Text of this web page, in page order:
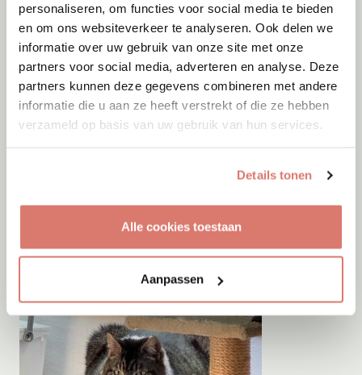
personaliseren, om functies voor social media te bieden
en om ons websiteverkeer te analyseren. Ook delen we
informatie over uw gebruik van onze site met onze
partners voor social media, adverteren en analyse. Deze
partners kunnen deze gegevens combineren met andere
informatie die u aan ze heeft verstrekt of die ze hebben
verzameld op basis van uw gebruik van hun services.
Details tonen
Alle cookies toestaan
Aanpassen
Cyprus